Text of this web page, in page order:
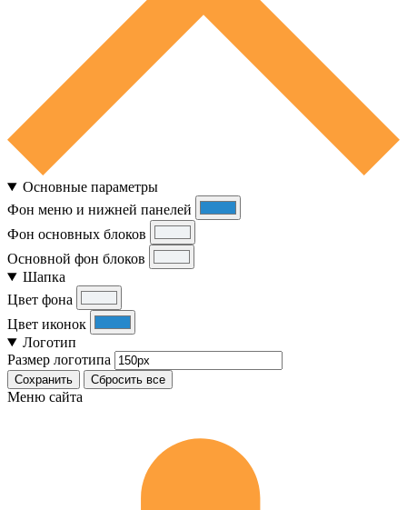
Основные параметры
Фон меню и нижней панелей
Фон основных блоков
Основной фон блоков
Шапка
Цвет фона
Цвет иконок
Логотип
Размер логотипа
Сохранить Сбросить все
Меню сайта